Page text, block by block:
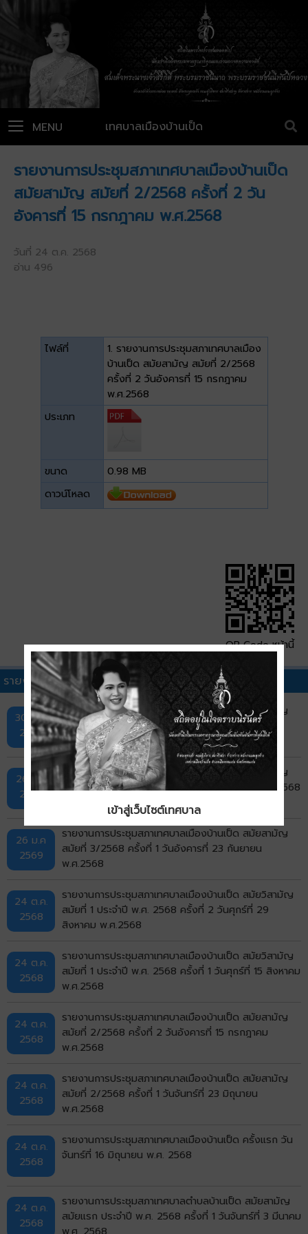
เทศบาลเมืองบ้านเป็ด
MENU
รายงานการประชุมสภาเทศบาลเมืองบ้านเป็ด
สมัยสามัญ สมัยที่ 2/2568 ครั้งที่ 2 วัน
อังคารที่ 15 กรกฎาคม พ.ศ.2568
วันที่ 24 ต.ค. 2568
อ่าน 496
ไฟล์ที่
1. รายงานการประชุมสภาเทศบาลเมือง
บ้านเป็ด สมัยสามัญ สมัยที่ 2/2568
ครั้งที่ 2 วันอังคารที่ 15 กรกฎาคม
พ.ศ.2568
ประเภท
ขนาด
0.98 MB
ดาวน์โหลด
QR Code หน้านี้
รายงานการประชุมสภาอื่นๆ
30 มี.ค.
2569
รายงานการประชุมสภาเทศบาลเมืองบ้านเป็ด สมัยสามัญ
สมัยที่ 4/2568 ครั้งที่ 1 วันจันทร์ที่ 24 พฤศจิกายน
พ.ศ.2568
26 ม.ค
2569
รายงานการประชุมสภาเทศบาลเมืองบ้านเป็ด สมัยสามัญ
สมัยที่ 3/2568 ครั้งที่ 2 วันศุกร์ที่ 26 กันยายน พ.ศ.2568
26 ม.ค
2569
รายงานการประชุมสภาเทศบาลเมืองบ้านเป็ด สมัยสามัญ
สมัยที่ 3/2568 ครั้งที่ 1 วันอังคารที่ 23 กันยายน
พ.ศ.2568
24 ต.ค.
2568
รายงานการประชุมสภาเทศบาลเมืองบ้านเป็ด สมัยวิสามัญ
สมัยที่ 1 ประจำปี พ.ศ. 2568 ครั้งที่ 2 วันศุกร์ที่ 29
สิงหาคม พ.ศ.2568
24 ต.ค.
2568
รายงานการประชุมสภาเทศบาลเมืองบ้านเป็ด สมัยวิสามัญ
สมัยที่ 1 ประจำปี พ.ศ. 2568 ครั้งที่ 1 วันศุกร์ที่ 15 สิงหาคม
พ.ศ.2568
24 ต.ค.
2568
รายงานการประชุมสภาเทศบาลเมืองบ้านเป็ด สมัยสามัญ
สมัยที่ 2/2568 ครั้งที่ 2 วันอังคารที่ 15 กรกฎาคม
พ.ศ.2568
24 ต.ค.
2568
รายงานการประชุมสภาเทศบาลเมืองบ้านเป็ด สมัยสามัญ
สมัยที่ 2/2568 ครั้งที่ 1 วันจันทร์ที่ 23 มิถุนายน
พ.ศ.2568
24 ต.ค.
2568
รายงานการประชุมสภาเทศบาลเมืองบ้านเป็ด ครั้งแรก วัน
จันทร์ที่ 16 มิถุนายน พ.ศ. 2568
24 ต.ค.
2568
รายงานการประชุมสภาเทศบาลตำบลบ้านเป็ด สมัยสามัญ
สมัยแรก ประจำปี พ.ศ. 2568 ครั้งที่ 1 วันจันทร์ที่ 3 มีนาคม
เข้าสู่เว็บไซต์เทศบาล